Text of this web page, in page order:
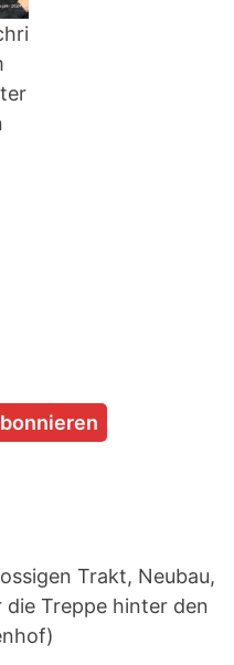
Trakt, Neubau,
die Treppe hinter den